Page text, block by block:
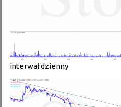
interwał dzienny